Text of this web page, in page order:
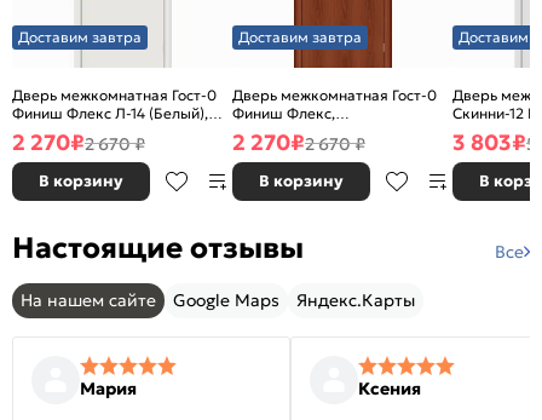
Доставим завтра
Дверь межкомнатная Гост-0
Финиш Флекс Л-14 (Белый),
глухая, каркасно-щитовая
2 270₽2 670 ₽
В корзину
Доставим завтра
Дверь межкомнатная Гост-0
Финиш Флекс,
Ламинированные Л-11
(ИталОрех), глухая, каркасно-
щитовая
2 270₽2 670 ₽
В корзину
Доставим
Дверь
Скинни-12
глухая,
3 803₽5
В
Настоящие отзывы Все
На нашем сайте Google Maps Яндекс.Карты
Мария Ксения